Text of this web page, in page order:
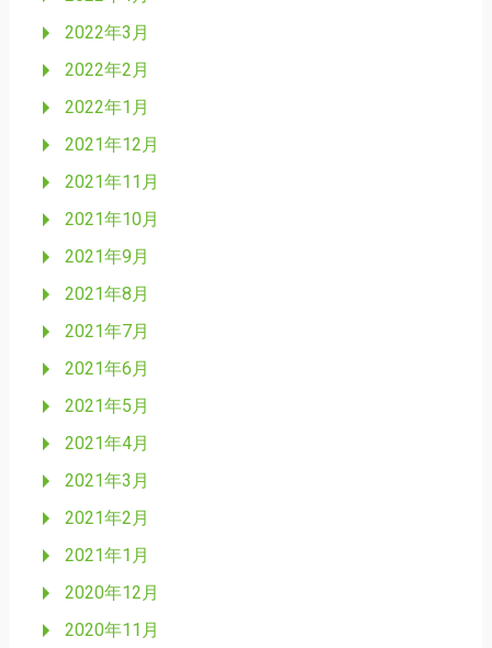
2022年3月
2022年2月
2022年1月
2021年12月
2021年11月
2021年10月
2021年9月
2021年8月
2021年7月
2021年6月
2021年5月
2021年4月
2021年3月
2021年2月
2021年1月
2020年12月
2020年11月